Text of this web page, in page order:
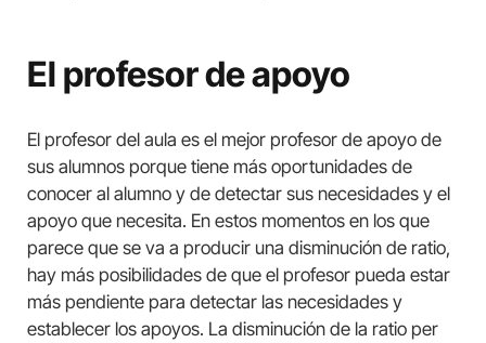
El profesor de apoyo
El profesor del aula es el mejor profesor de apoyo de
sus alumnos porque tiene más oportunidades de
conocer al alumno y de detectar sus necesidades y el
apoyo que necesita. En estos momentos en los que
parece que se va a producir una disminución de ratio,
hay más posibilidades de que el profesor pueda estar
más pendiente para detectar las necesidades y
establecer los apoyos. La disminución de la ratio per